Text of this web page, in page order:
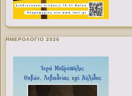
ΗΜΕΡΟΛΟΓΙΟ 2026